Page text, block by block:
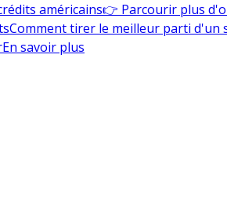
américains👉 Parcourir plus
Comment tirer le meilleur parti d'un
En savoir plus